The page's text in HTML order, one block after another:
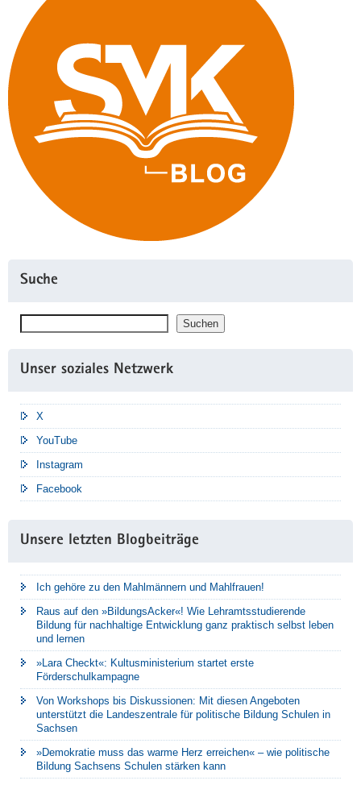
Suche
Suchen Suchen
Unser soziales Netzwerk
X
YouTube
Instagram
Facebook
Unsere letzten Blogbeiträge
Ich gehöre zu den Mahlmännern und Mahlfrauen!
Raus auf den »BildungsAcker«! Wie Lehramtsstudierende
Bildung für nachhaltige Entwicklung ganz praktisch selbst leben
und lernen
»Lara Checkt«: Kultusministerium startet erste
Förderschulkampagne
Von Workshops bis Diskussionen: Mit diesen Angeboten
unterstützt die Landeszentrale für politische Bildung Schulen in
Sachsen
»Demokratie muss das warme Herz erreichen« – wie politische
Bildung Sachsens Schulen stärken kann